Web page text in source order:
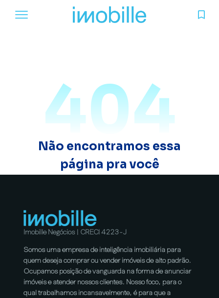
404
Não encontramos essa
página pra você
Imobille Negócios | CRECI 4223-J
Somos uma empresa de inteligência imobiliária para
quem deseja comprar ou vender imóveis de alto padrão.
Ocupamos posição de vanguarda na forma de anunciar
imóveis e atender nossos clientes. Nosso foco, para o
qual trabalhamos incansavelmente, é para que a